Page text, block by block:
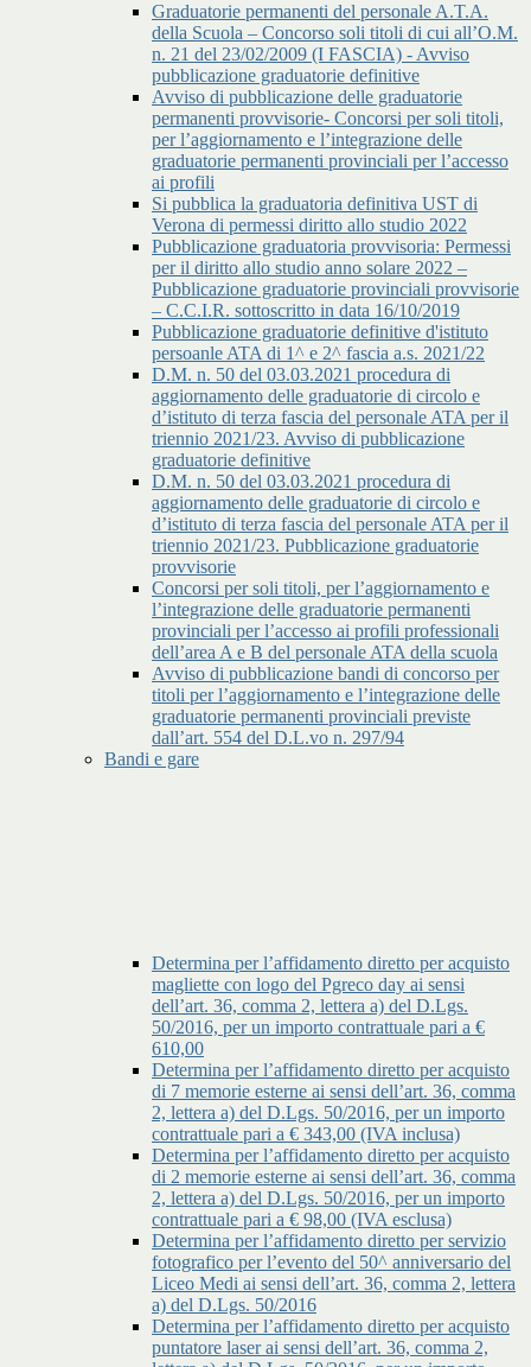
Graduatorie permanenti del personale A.T.A.
della Scuola – Concorso soli titoli di cui all’O.M.
n. 21 del 23/02/2009 (I FASCIA) - Avviso
pubblicazione graduatorie definitive
Avviso di pubblicazione delle graduatorie
permanenti provvisorie- Concorsi per soli titoli,
per l’aggiornamento e l’integrazione delle
graduatorie permanenti provinciali per l’accesso
ai profili
Si pubblica la graduatoria definitiva UST di
Verona di permessi diritto allo studio 2022
Pubblicazione graduatoria provvisoria: Permessi
per il diritto allo studio anno solare 2022 –
Pubblicazione graduatorie provinciali provvisorie
– C.C.I.R. sottoscritto in data 16/10/2019
Pubblicazione graduatorie definitive d'istituto
persoanle ATA di 1^ e 2^ fascia a.s. 2021/22
D.M. n. 50 del 03.03.2021 procedura di
aggiornamento delle graduatorie di circolo e
d’istituto di terza fascia del personale ATA per il
triennio 2021/23. Avviso di pubblicazione
graduatorie definitive
D.M. n. 50 del 03.03.2021 procedura di
aggiornamento delle graduatorie di circolo e
d’istituto di terza fascia del personale ATA per il
triennio 2021/23. Pubblicazione graduatorie
provvisorie
Concorsi per soli titoli, per l’aggiornamento e
l’integrazione delle graduatorie permanenti
provinciali per l’accesso ai profili professionali
dell’area A e B del personale ATA della scuola
Avviso di pubblicazione bandi di concorso per
titoli per l’aggiornamento e l’integrazione delle
graduatorie permanenti provinciali previste
dall’art. 554 del D.L.vo n. 297/94
Bandi e gare
Determina per l’affidamento diretto per acquisto
magliette con logo del Pgreco day ai sensi
dell’art. 36, comma 2, lettera a) del D.Lgs.
50/2016, per un importo contrattuale pari a €
610,00
Determina per l’affidamento diretto per acquisto
di 7 memorie esterne ai sensi dell’art. 36, comma
2, lettera a) del D.Lgs. 50/2016, per un importo
contrattuale pari a € 343,00 (IVA inclusa)
Determina per l’affidamento diretto per acquisto
di 2 memorie esterne ai sensi dell’art. 36, comma
2, lettera a) del D.Lgs. 50/2016, per un importo
contrattuale pari a € 98,00 (IVA esclusa)
Determina per l’affidamento diretto per servizio
fotografico per l’evento del 50^ anniversario del
Liceo Medi ai sensi dell’art. 36, comma 2, lettera
a) del D.Lgs. 50/2016
Determina per l’affidamento diretto per acquisto
puntatore laser ai sensi dell’art. 36, comma 2,